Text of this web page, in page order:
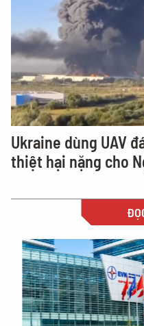
Ukraine dùng UAV
thiệt hại nặng cho